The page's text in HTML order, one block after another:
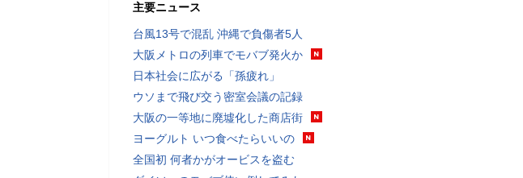
主要ニュース
台風13号で混乱 沖縄で負傷者5人
大阪メトロの列車でモバブ発火か
日本社会に広がる「孫疲れ」
ウソまで飛び交う密室会議の記録
大阪の一等地に廃墟化した商店街
ヨーグルト いつ食べたらいいの
全国初 何者かがオービスを盗む